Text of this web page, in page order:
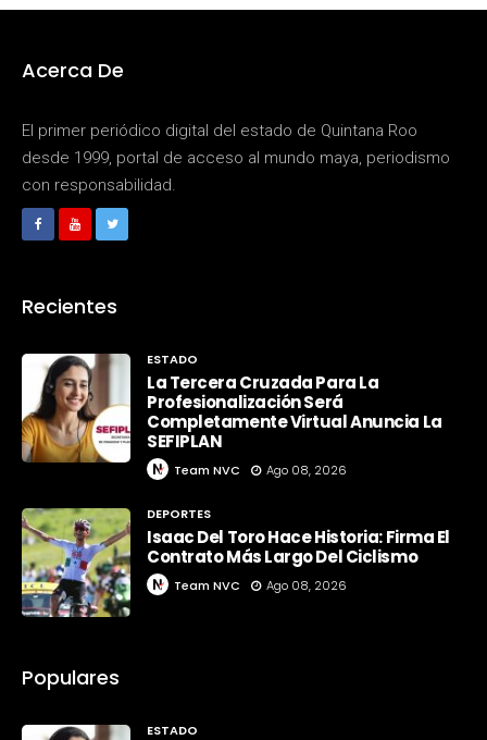
Acerca De
El primer periódico digital del estado de Quintana Roo
desde 1999, portal de acceso al mundo maya, periodismo
con responsabilidad.
Recientes
ESTADO
La Tercera Cruzada Para La
Profesionalización Será
Completamente Virtual Anuncia La
SEFIPLAN
Team NVC Ago 08, 2026
DEPORTES
Isaac Del Toro Hace Historia: Firma El
Contrato Más Largo Del Ciclismo
Team NVC Ago 08, 2026
Populares
ESTADO